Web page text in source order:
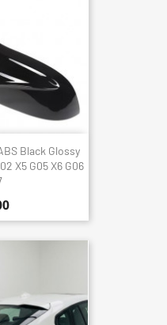
Black Glossy
X5 G05 X6 G06